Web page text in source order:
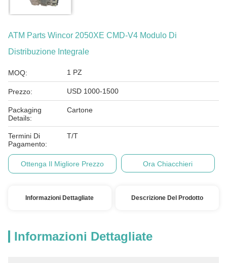
ATM Parts Wincor 2050XE CMD-V4 Modulo Di
Distribuzione Integrale
MOQ: 1 PZ
Prezzo: USD 1000-1500
Packaging
Details:
Cartone
Termini Di
Pagamento:
T/T
Ottenga Il Migliore Prezzo Ora Chiacchieri
Informazioni Dettagliate Descrizione Del Prodotto
Informazioni Dettagliate